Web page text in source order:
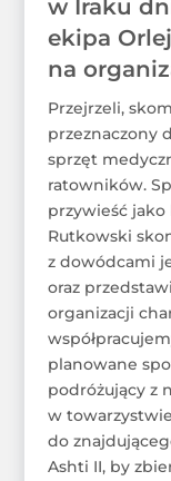
w Iraku
ekipa
na
Przejrzeli,
przeznaczony
sprzęt
ratowników.
przywieść jako
Rutkowski
z dowódcami
oraz
organizacji
planowane
podróżujący z
w
do
Ashti II, by